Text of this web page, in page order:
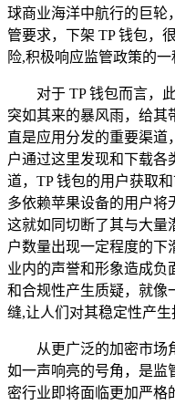
球商业海洋中航行的巨轮
管要求，下架 TP 钱包，
险,积极响应监管政策的一
对于 TP 钱包而言，
突如其来的暴风雨，给其
直是应用分发的重要渠道
户通过这里发现和下载各
道，TP 钱包的用户获取
多依赖苹果设备的用户将
这就如同切断了其与大量
户数量出现一定程度的下
业内的声誉和形象造成负
和合规性产生质疑，就像
缝,让人们对其稳定性产生
从更广泛的加密市场
如一声响亮的号角，是监
密行业即将面临更加严格